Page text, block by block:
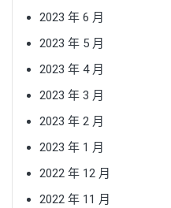
2023 年 6 月
2023 年 5 月
2023 年 4 月
2023 年 3 月
2023 年 2 月
2023 年 1 月
2022 年 12 月
2022 年 11 月